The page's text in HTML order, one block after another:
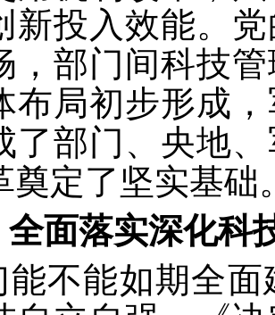
新投入效能。
，部门间科技
布局初步形成
了部门、央地
奠定了坚实基础
全面落实深化科
能不能如期全